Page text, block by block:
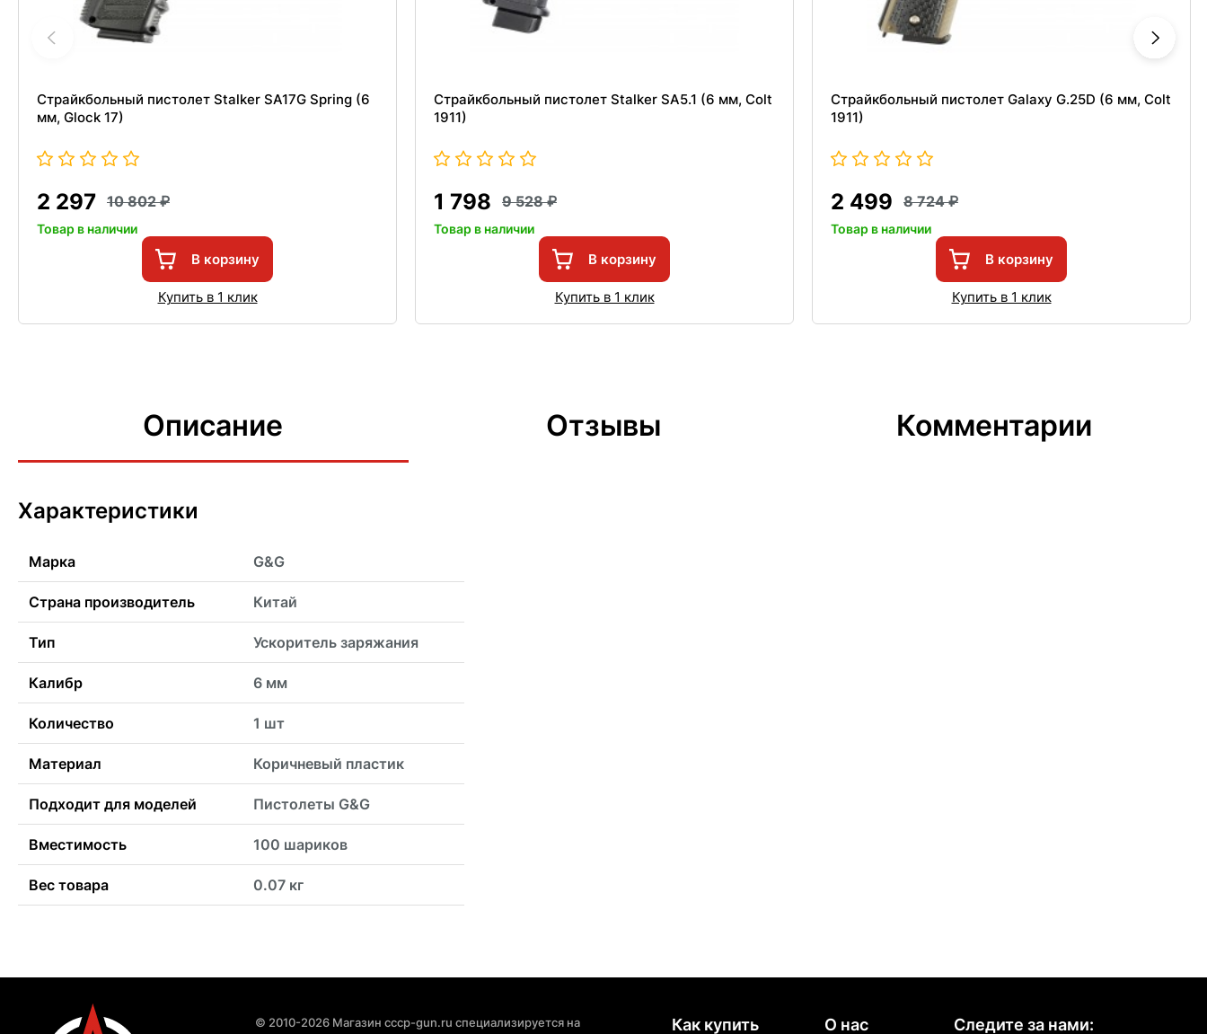
Страйкбольный пистолет Stalker SA17G Spring (6
мм, Glock 17)
2 297 10 802
Товар в наличии
В корзину
Купить в 1 клик
Страйкбольный пистолет Stalker SA5.1 (6 мм, Colt
1911)
1 798 9 528
Товар в наличии
В корзину
Купить в 1 клик
Страйкбольный пистолет Galaxy G.25D (6 мм, Colt
1911)
2 499 8 724
Товар в наличии
В корзину
Купить в 1 клик
Описание Отзывы Комментарии
Характеристики
Марка G&G
Страна производитель Китай
Тип Ускоритель заряжания
Калибр 6 мм
Количество 1 шт
Материал Коричневый пластик
Подходит для моделей Пистолеты G&G
Вместимость 100 шариков
Вес товара 0.07 кг
© 2010-2026 Магазин cccp-gun.ru специализируется на
Как купить О нас Следите за нами: